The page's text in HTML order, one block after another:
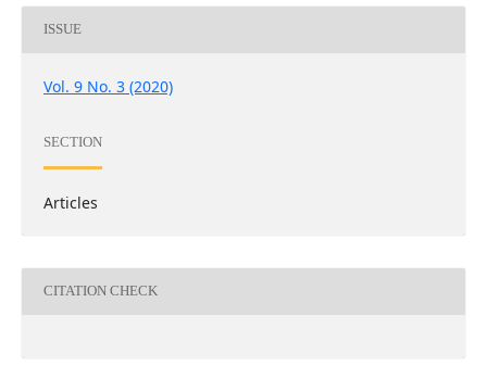
ISSUE
Vol. 9 No. 3 (2020)
SECTION
Articles
CITATION CHECK